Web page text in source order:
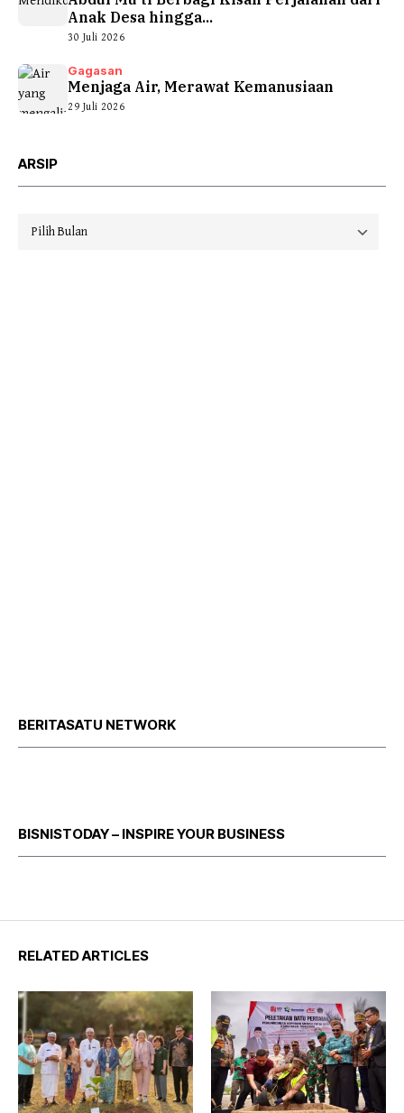
Anak Desa hingga...
30 Juli 2026
Gagasan
Menjaga Air, Merawat Kemanusiaan
29 Juli 2026
ARSIP
Arsip
BERITASATU NETWORK
BISNISTODAY – INSPIRE YOUR BUSINESS
RELATED ARTICLES